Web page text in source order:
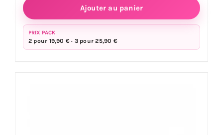
de
Sticker
Ajouter au panier
PRIX PACK
2 pour 19,90 € · 3 pour 25,90 €